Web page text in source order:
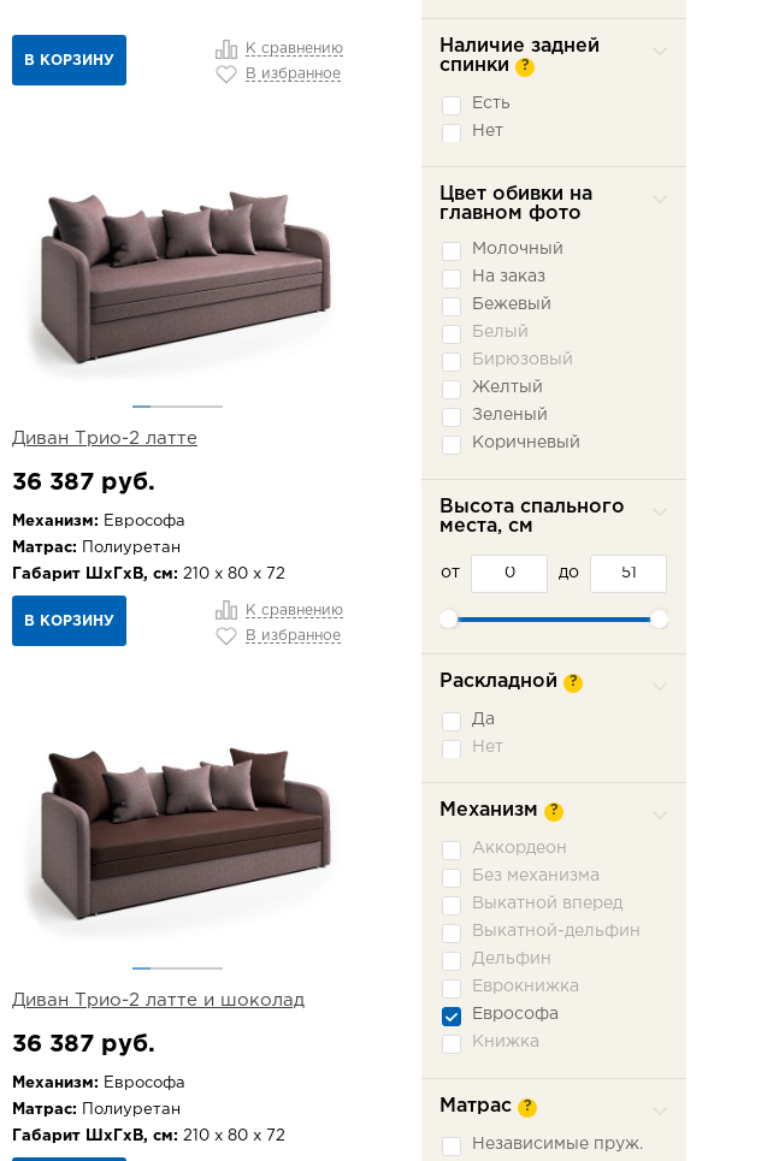
В КОРЗИНУ
К сравнению
В избранное
Диван Трио-2 латте
36 387 руб.
Механизм: Еврософа
Матрас: Полиуретан
Габарит ШхГхВ, см: 210 х 80 х 72
В КОРЗИНУ
К сравнению
В избранное
Диван Трио-2 латте и шоколад
36 387 руб.
Механизм: Еврософа
Матрас: Полиуретан
Габарит ШхГхВ, см: 210 х 80 х 72
Наличие задней
спинки
?
Есть
Нет
Цвет обивки на
главном фото
Молочный
На заказ
Бежевый
Белый
Бирюзовый
Желтый
Зеленый
Коричневый
Розовый
Серый
Синий
Высота спального
места, см
от до
Раскладной ?
Да
Нет
Механизм ?
Аккордеон
Без механизма
Выкатной вперед
Выкатной-дельфин
Дельфин
Еврокнижка
Еврософа
Книжка
Малютка
Пантограф
Матрас ?
Независимые пруж.